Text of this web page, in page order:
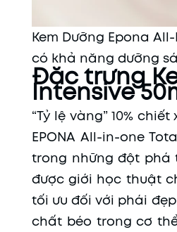
Kem Dưỡng Epona
có khả năng dưỡng
Đặc trưng
Intensive
“Tỷ lệ vàng” 10%
EPONA All-in-one
trong những đột phá
được giới học thuật
tối ưu đối với phái
chất béo trong cơ